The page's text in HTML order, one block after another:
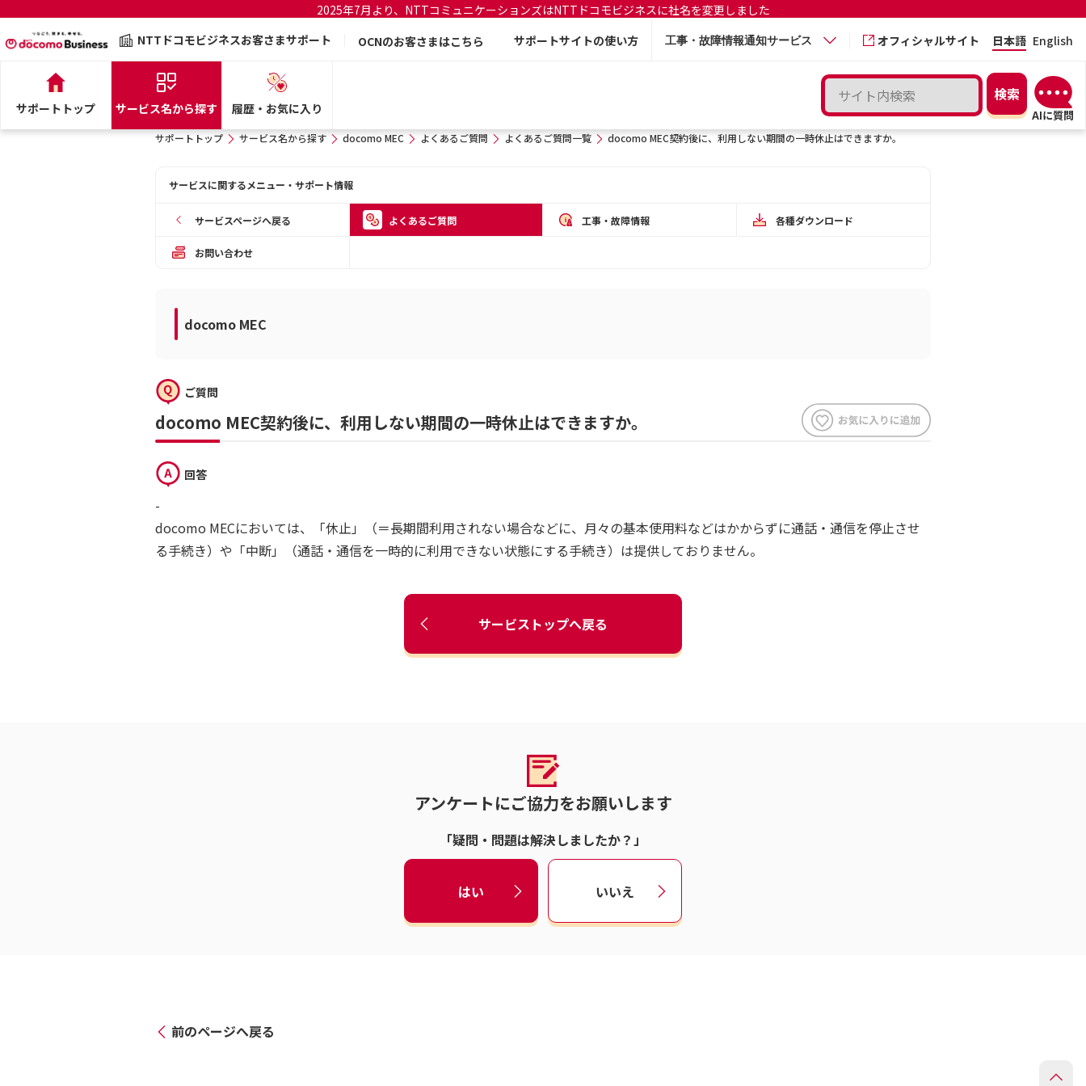
2025年7月より、NTTコミュニケーションズはNTTドコモビジネスに社名を変更しました
NTTドコモビジネスお客さまサポート
OCNのお客さまはこちら サポートサイトの使い方 工事・故障情報通知サービス オフィシャルサイト 日本語 English
サポートトップ サービス名から探す 履歴・お気に入り
サポートトップ サービス名から探す docomo MEC よくあるご質問 よくあるご質問一覧 docomo MEC契約後に、利用しない期間の一時休止はできますか。
サービスに関するメニュー・サポート情報
サービスページへ戻る よくあるご質問 工事・故障情報 各種ダウンロード
お問い合わせ
docomo MEC
ご質問
docomo MEC契約後に、利用しない期間の一時休止はできますか。
回答
-
docomo MECにおいては、「休止」（＝長期間利用されない場合などに、月々の基本使用料などはかからずに通話・通信を停止させ
る手続き）や「中断」（通話・通信を一時的に利用できない状態にする手続き）は提供しておりません。
サービストップへ戻る
アンケートにご協力をお願いします
「疑問・問題は解決しましたか？」
はい いいえ
前のページへ戻る